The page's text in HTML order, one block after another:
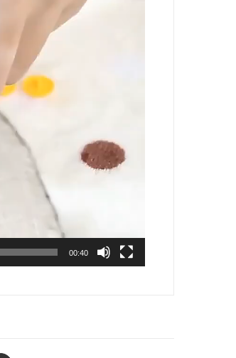
00:40